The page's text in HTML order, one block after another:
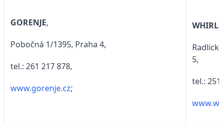
GORENJE,
Pobočná 1/1395, Praha 4,
tel.: 261 217 878,
www.gorenje.cz;
5,
tel.: 251